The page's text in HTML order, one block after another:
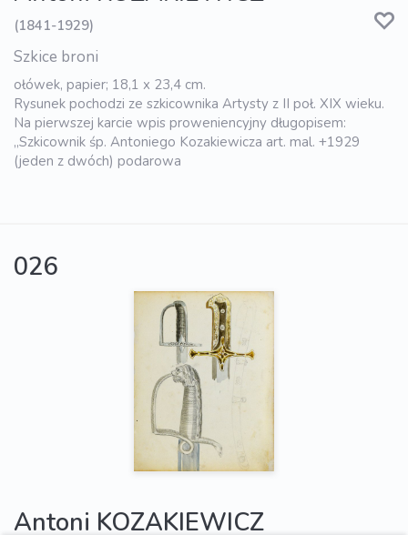
(1841-1929)
Szkice broni
ołówek, papier; 18,1 x 23,4 cm.
Rysunek pochodzi ze szkicownika Artysty z II poł. XIX wieku.
Na pierwszej karcie wpis proweniencyjny długopisem:
„Szkicownik śp. Antoniego Kozakiewicza art. mal. +1929
(jeden z dwóch) podarowa
026
Antoni KOZAKIEWICZ